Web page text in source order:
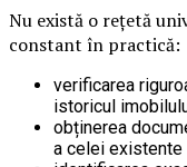
Nu există o rețetă
constant în practică:
verificarea
istoricul
obținerea
a celei